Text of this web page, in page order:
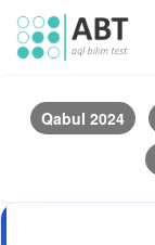
Qabul 2024